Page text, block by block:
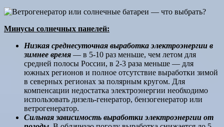
Минусы солнечных панелей:
Низкая среднесуточная выработка электроэнергии в
зимнее время — в 5-10 раз меньше, чем летом для
средней полосы России, в 2-3 раза меньше — для
южных регионов и полное отсутствие выработки зимой
в северных регионах за полярным кругом. Для
компенсации недостатка электроэнергии необходимо
использовать дизель-генератор, бензогенератор или
ветрогенератор.
Сильная зависимость выработки электроэнергии от